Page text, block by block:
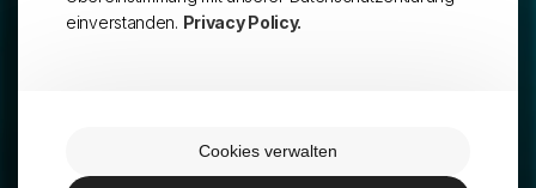
einverstanden. Privacy Policy.
Cookies verwalten